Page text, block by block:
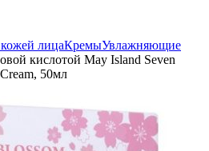
лицаКремыУвлажняющие
кислотой May Island Seven
50мл